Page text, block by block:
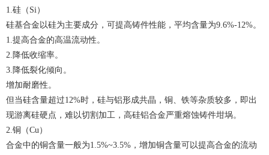
1.硅（Si）
硅基合金以硅为主要成分，可提高铸件性能，平均含量为9.6%-12%。
1.提高合金的高温流动性。
2.降低收缩率。
3.降低裂化倾向。
增加耐磨性。
但当硅含量超过12%时，硅与铝形成共晶，铜、铁等杂质较多，即出
现游离硅硬点，难以切割加工，高硅铝合金严重熔蚀铸件坩埚。
2.铜（Cu）
合金中的铜含量一般为1.5%~3.5%，增加铜含量可以提高合金的流动